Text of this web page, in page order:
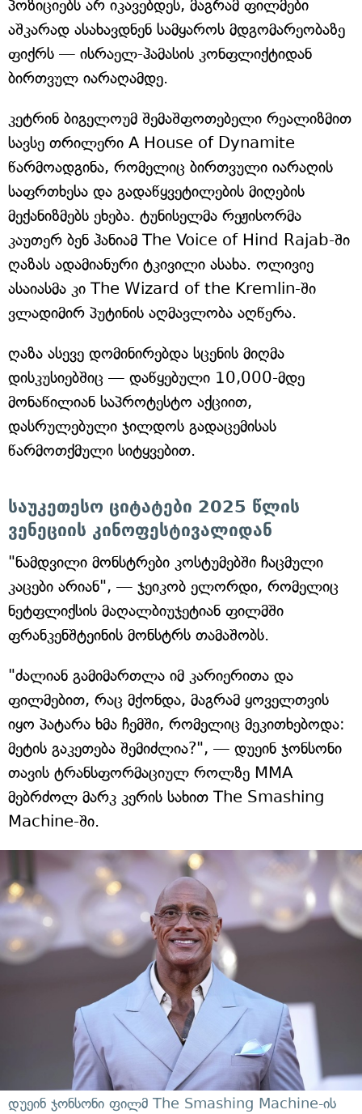
პოზიციებს არ იკავებდეს, მაგრამ ფილმები
აშკარად ასახავდნენ სამყაროს მდგომარეობაზე
ფიქრს — ისრაელ-ჰამასის კონფლიქტიდან
ბირთვულ იარაღამდე.
კეტრინ ბიგელოუმ შემაშფოთებელი რეალიზმით
სავსე თრილერი A House of Dynamite
წარმოადგინა, რომელიც ბირთვული იარაღის
საფრთხესა და გადაწყვეტილების მიღების
მექანიზმებს ეხება. ტუნისელმა რეჟისორმა
კაუთერ ბენ ჰანიამ The Voice of Hind Rajab-ში
ღაზას ადამიანური ტკივილი ასახა. ოლივიე
ასაიასმა კი The Wizard of the Kremlin-ში
ვლადიმირ პუტინის აღმავლობა აღწერა.
ღაზა ასევე დომინირებდა სცენის მიღმა
დისკუსიებშიც — დაწყებული 10,000-მდე
მონაწილიან საპროტესტო აქციით,
დასრულებული ჯილდოს გადაცემისას
წარმოთქმული სიტყვებით.
საუკეთესო ციტატები 2025 წლის
ვენეციის კინოფესტივალიდან
"ნამდვილი მონსტრები კოსტუმებში ჩაცმული
კაცები არიან", — ჯეიკობ ელორდი, რომელიც
ნეტფლიქსის მაღალბიუჯეტიან ფილმში
ფრანკენშტეინის მონსტრს თამაშობს.
"ძალიან გამიმართლა იმ კარიერითა და
ფილმებით, რაც მქონდა, მაგრამ ყოველთვის
იყო პატარა ხმა ჩემში, რომელიც მეკითხებოდა:
მეტის გაკეთება შემიძლია?", — დუეინ ჯონსონი
თავის ტრანსფორმაციულ როლზე MMA
მებრძოლ მარკ კერის სახით The Smashing
Machine-ში.
დუეინ ჯონსონი ფილმ The Smashing Machine-ის